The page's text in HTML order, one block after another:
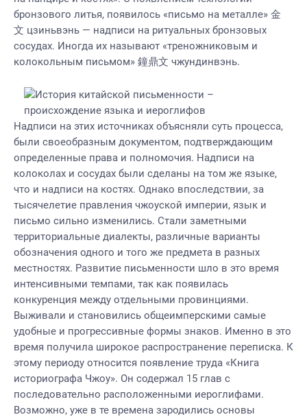
бронзового литья, появилось «письмо на металле» 金
文 цзиньвэнь — надписи на ритуальных бронзовых
сосудах. Иногда их называют «треножниковым и
колокольным письмом» 鐘鼎文 чжундинвэнь.
Надписи на этих источниках объясняли суть процесса,
были своеобразным документом, подтверждающим
определенные права и полномочия. Надписи на
колоколах и сосудах были сделаны на том же языке,
что и надписи на костях. Однако впоследствии, за
тысячелетие правления чжоуской империи, язык и
письмо сильно изменились. Стали заметными
территориальные диалекты, различные варианты
обозначения одного и того же предмета в разных
местностях. Развитие письменности шло в это время
интенсивными темпами, так как появилась
конкуренция между отдельными провинциями.
Выживали и становились общеимперскими самые
удобные и прогрессивные формы знаков. Именно в это
время получила широкое распространение переписка. К
этому периоду относится появление труда «Книга
историографа Чжоу». Он содержал 15 глав с
последовательно расположенными иероглифами.
Возможно, уже в те времена зародились основы